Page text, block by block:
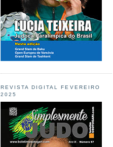
REVISTA DIGITAL FEVEREIRO
2025